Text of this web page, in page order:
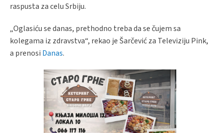
raspusta za celu Srbiju.
„Oglasiću se danas, prethodno treba da se čujem sa
kolegama iz zdravstva“, rekao je Šarčević za Televiziju Pink,
a prenosi Danas.